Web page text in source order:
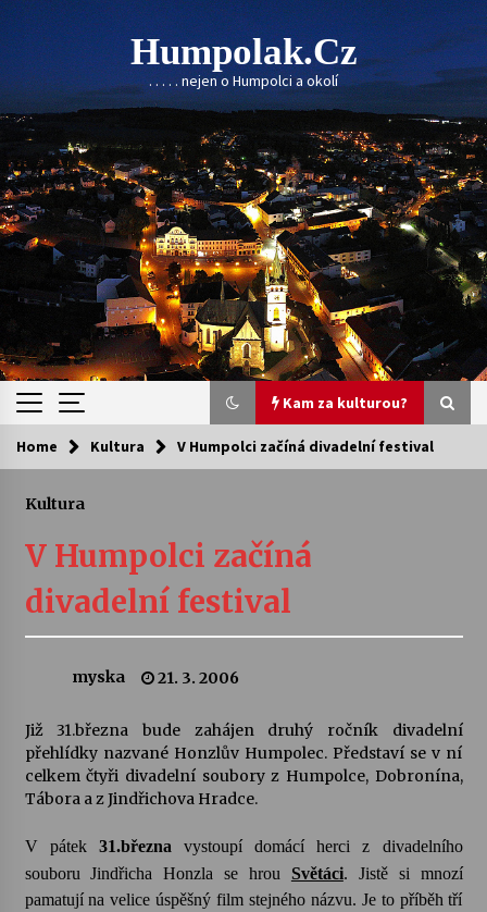
Skip
to
content
Humpolak.cz
. . . . . nejen o Humpolci a okolí
Kam za kulturou?
Kam za kulturou?
Sukuba Ensemble
4. 8. 2026
kapkou
Veselí muzikanti
30. 7. 2026
šedesátka: 28. 7.–1. 8. 2026
28. 7. 2026
Home Kultura V Humpolci začíná divadelní festival
Kultura
V Humpolci začíná
divadelní festival
myska 21. 3. 2006
Již 31.března bude zahájen druhý ročník divadelní
přehlídky nazvané Honzlův Humpolec. Představí se v ní
celkem čtyři divadelní soubory z Humpolce, Dobronína,
Tábora a z Jindřichova Hradce.
V pátek 31.března vystoupí domácí herci z divadelního
souboru Jindřicha Honzla se hrou Světáci. Jistě si mnozí
pamatují na velice úspěšný film stejného názvu. Je to příběh tří